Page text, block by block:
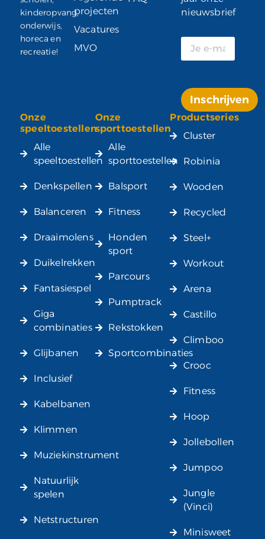
kinderopvang,
onderwijs,
horeca en
recreatie!
projecten
Vacatures
MVO
nieuwsbrief
Inschrijven
Alternative:
Onze
speeltoestellen
Alle
speeltoestellen
Denkspellen
Balanceren
Draaimolens
Duikelrekken
Fantasiespel
Giga
combinaties
Glijbanen
Inclusief
Kabelbanen
Klimmen
Muziekinstrument
Natuurlijk
spelen
Netstructuren
Onze
sporttoestellen
Alle
sporttoestellen
Balsport
Fitness
Honden
sport
Parcours
Pumptrack
Rekstokken
Sportcombinaties
Productseries
Cluster
Robinia
Wooden
Recycled
Steel+
Workout
Arena
Castillo
Climboo
Crooc
Fitness
Hoop
Jollebollen
Jumpoo
Jungle
(Vinci)
Minisweet